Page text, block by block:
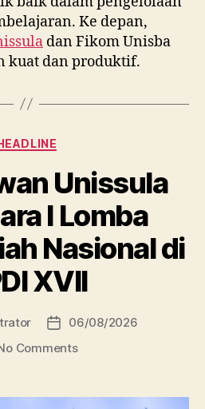
Ke depan,
dan Fikom Unisba
kuat dan produktif.
Categories
Unissula
I Lomba
Nasional di
XVII
Post
date
06/08/2026
Commentson
Raih